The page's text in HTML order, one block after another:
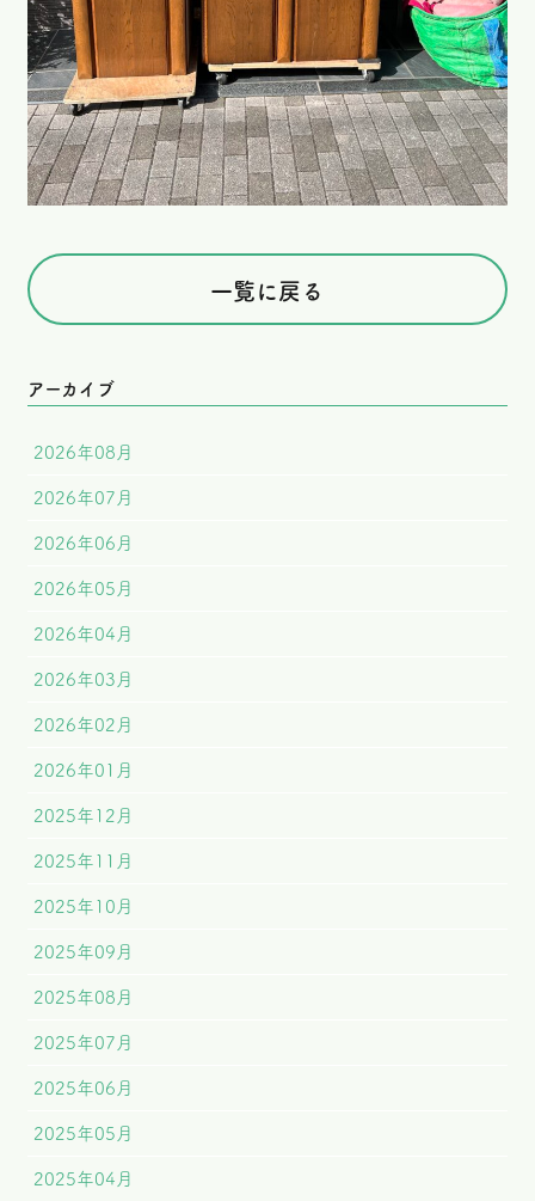
一覧に戻る
アーカイブ
2026年08月
2026年07月
2026年06月
2026年05月
2026年04月
2026年03月
2026年02月
2026年01月
2025年12月
2025年11月
2025年10月
2025年09月
2025年08月
2025年07月
2025年06月
2025年05月
2025年04月